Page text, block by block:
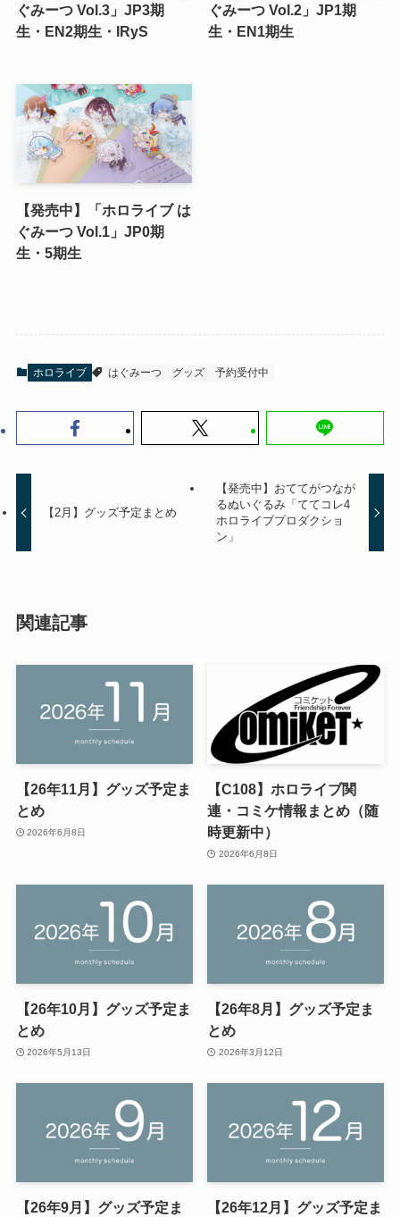
ぐみーつ Vol.3」JP3期
生・EN2期生・IRyS
ぐみーつ Vol.2」JP1期
生・EN1期生
【発売中】「ホロライブ は
ぐみーつ Vol.1」JP0期
生・5期生
ホロライブ はぐみーつ グッズ 予約受付中
【2月】グッズ予定まとめ
【発売中】おててがつなが
るぬいぐるみ「ててコレ4
ホロライブプロダクショ
ン」
関連記事
【26年11月】グッズ予定ま
とめ
2026年6月8日
【C108】ホロライブ関
連・コミケ情報まとめ（随
時更新中）
2026年6月8日
【26年10月】グッズ予定ま
とめ
2026年5月13日
【26年8月】グッズ予定ま
とめ
2026年3月12日
【26年9月】グッズ予定ま 【26年12月】グッズ予定ま